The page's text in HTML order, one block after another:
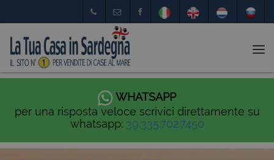
WHATSAPP
per una risposta veloce scrivici direttamente su
whatsapp: 39.335.702.7450